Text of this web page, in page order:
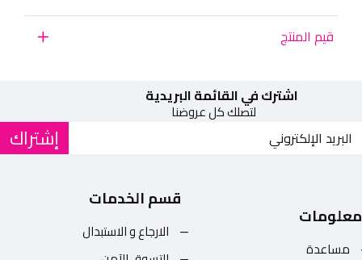
قيم المنتج
اشترك في القائمة البريدية
لتصلك كل عروضنا
إشتراك
معلومات
مساعدة
قسم الخدمات
الارجاع و الاستبدال